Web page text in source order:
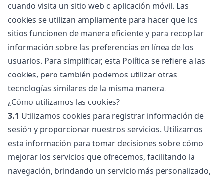
cuando visita un sitio web o aplicación móvil. Las
cookies se utilizan ampliamente para hacer que los
sitios funcionen de manera eficiente y para recopilar
información sobre las preferencias en línea de los
usuarios. Para simplificar, esta Política se refiere a las
cookies, pero también podemos utilizar otras
tecnologías similares de la misma manera.
¿Cómo utilizamos las cookies?
3.1 Utilizamos cookies para registrar información de
sesión y proporcionar nuestros servicios. Utilizamos
esta información para tomar decisiones sobre cómo
mejorar los servicios que ofrecemos, facilitando la
navegación, brindando un servicio más personalizado,